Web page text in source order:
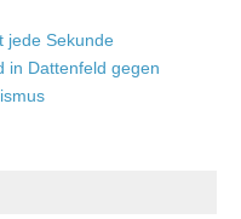
jede Sekunde
in Dattenfeld gegen